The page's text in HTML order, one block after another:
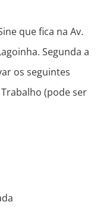
que fica na Av.
Segunda a
os seguintes
(pode ser